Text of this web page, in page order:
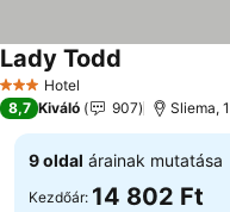
3 Kategória
Hotel
Lady Todd
8,7 Kiváló 907 Sliema,
9 oldal árainak mutatása
Kezdőár: 14 802 Ft